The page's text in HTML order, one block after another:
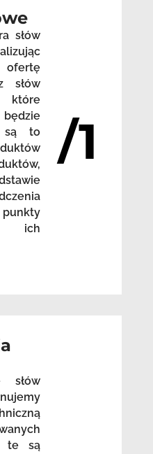
słów
słów
które
są to
ich
/1
słów
te są